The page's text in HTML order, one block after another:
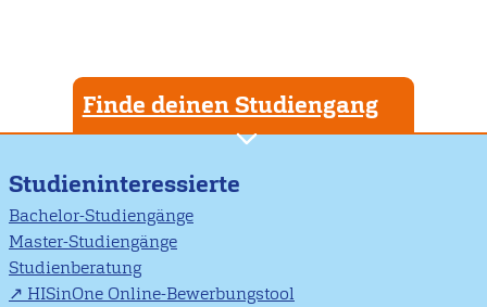
Finde deinen Studiengang
Studieninteressierte
Bachelor-Studiengänge
Master-Studiengänge
Studienberatung
HISinOne Online-Bewerbungstool